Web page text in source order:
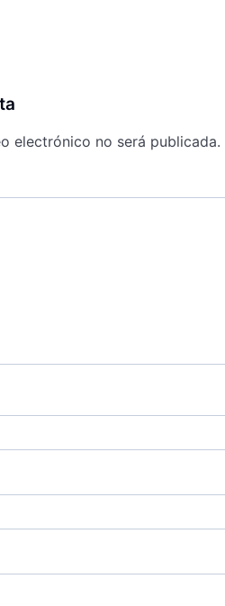
electrónico no será publicada.